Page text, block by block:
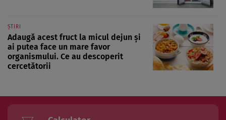
ȘTIRI
Adaugă acest fruct la micul dejun și
ai putea face un mare favor
organismului. Ce au descoperit
cercetătorii